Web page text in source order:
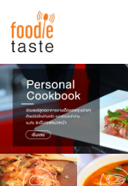
สูตรอาหาร
สูตรอาหารล่าสุด
Top Foodie
พาไปชิม
สารพันก้นครัว